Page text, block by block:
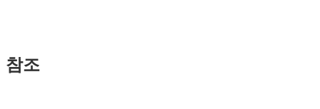
참조